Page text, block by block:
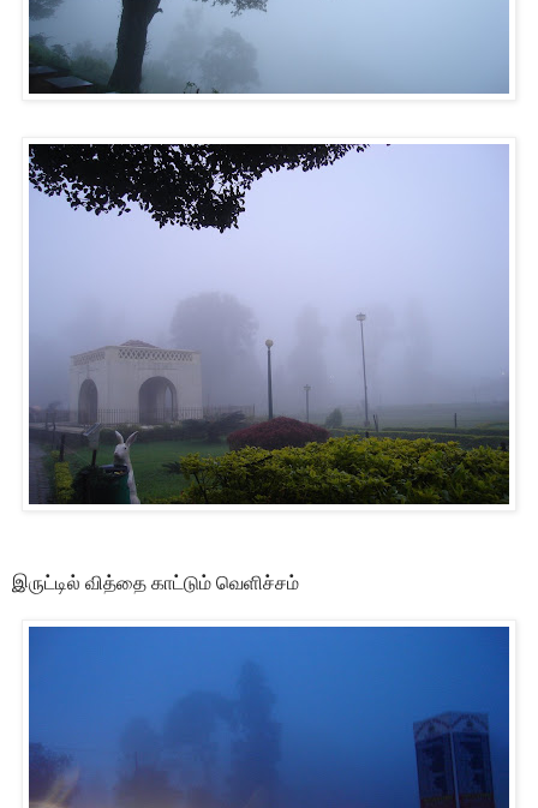
இருட்டில் வித்தை காட்டும் வெளிச்சம்